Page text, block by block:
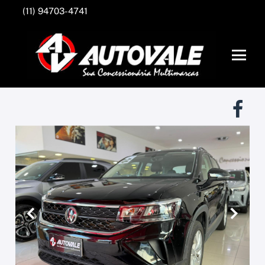
(11) 94703-4741
Anterior Próximo